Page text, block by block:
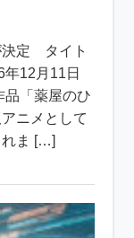
決定 タイト
12月11日
品「薬屋のひ
ニメとして
ま […]